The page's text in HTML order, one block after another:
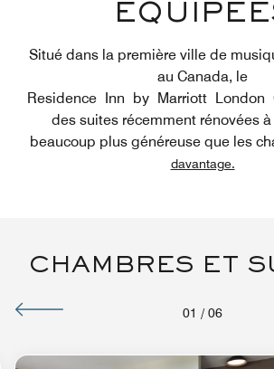
Situé dans la première ville de
au Canada, le
Residence Inn by Marriott London
des suites récemment rénovées
beaucoup plus généreuse que les
davantage.
CHAMBRES ET
01 / 06